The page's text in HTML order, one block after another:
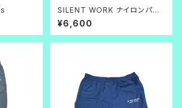
SILENT WORK ナイロンパン
ツ_ブラック
¥6,600